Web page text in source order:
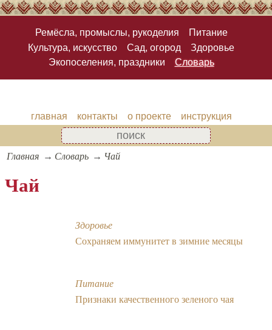
Ремёсла, промыслы, рукоделия
Питание
Культура, искусство
Сад, огород
Здоровье
Экопоселения, праздники
Словарь
главная контакты о проекте инструкция
Главная Словарь Чай
Чай
Здоровье
Сохраняем иммунитет в зимние месяцы
Питание
Признаки качественного зеленого чая